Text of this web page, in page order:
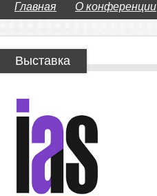
Главная О конференции
Выставка